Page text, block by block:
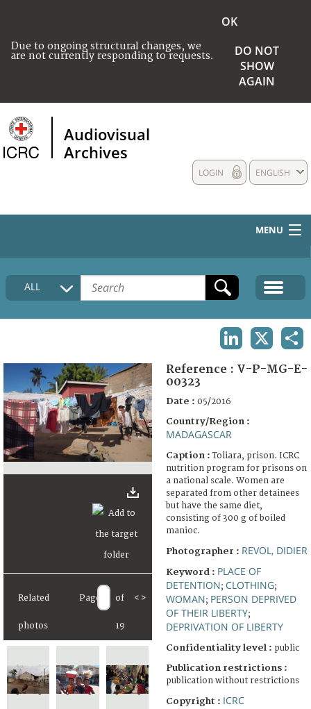
Due to ongoing structural changes, we
are not currently responding to requests.
OK
DO NOT
SHOW
AGAIN
Audiovisual
Archives
ENGLISH
LOGIN
MENU
HOME
COLLECTIONS DESCRIPTION
FAQ
ALL
Related
photos
Page of
19
< >
Reference : V-P-MG-E-
00323
Date : 05/2016
Country/Region :
MADAGASCAR
Caption :Toliara, prison. ICRC
nutrition program for prisons on
a national scale. Women are
separated from other detainees
but have the same diet,
consisting of 300 g of boiled
manioc.
Photographer : REVOL, DIDIER
Keyword : PLACE OF
DETENTION; CLOTHING;
WOMAN; PERSON DEPRIVED
OF THEIR LIBERTY;
DEPRIVATION OF LIBERTY
Confidentiality level : public
Publication restrictions :
publication without restrictions
Copyright : ICRC